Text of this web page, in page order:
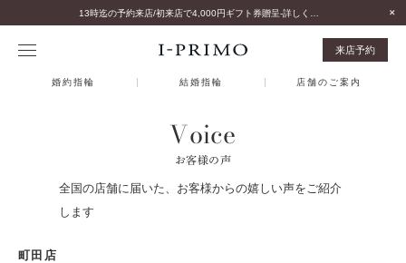
来店予約
婚約指輪 結婚指輪 店舗のご案内
Voice
お客様の声
全国の店舗に届いた、お客様からの嬉しい声をご紹介
します
町田店